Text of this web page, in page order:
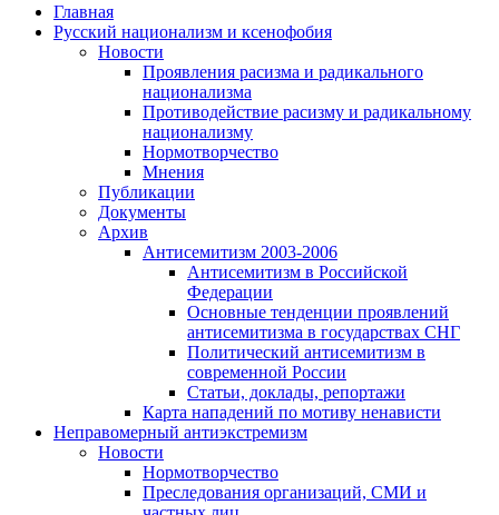
Главная
Русский национализм и ксенофобия
Новости
Проявления расизма и радикального
национализма
Противодействие расизму и радикальному
национализму
Нормотворчество
Мнения
Публикации
Документы
Архив
Антисемитизм 2003-2006
Антисемитизм в Российской
Федерации
Основные тенденции проявлений
антисемитизма в государствах СНГ
Политический антисемитизм в
современной России
Статьи, доклады, репортажи
Карта нападений по мотиву ненависти
Неправомерный антиэкстремизм
Новости
Нормотворчество
Преследования организаций, СМИ и